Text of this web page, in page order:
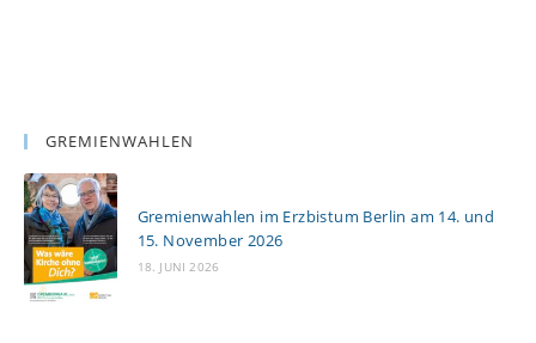
GREMIENWAHLEN
Gremienwahlen im Erzbistum Berlin am 14. und
15. November 2026
18. JUNI 2026